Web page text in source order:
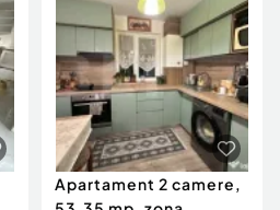
Apartament 2 camere,